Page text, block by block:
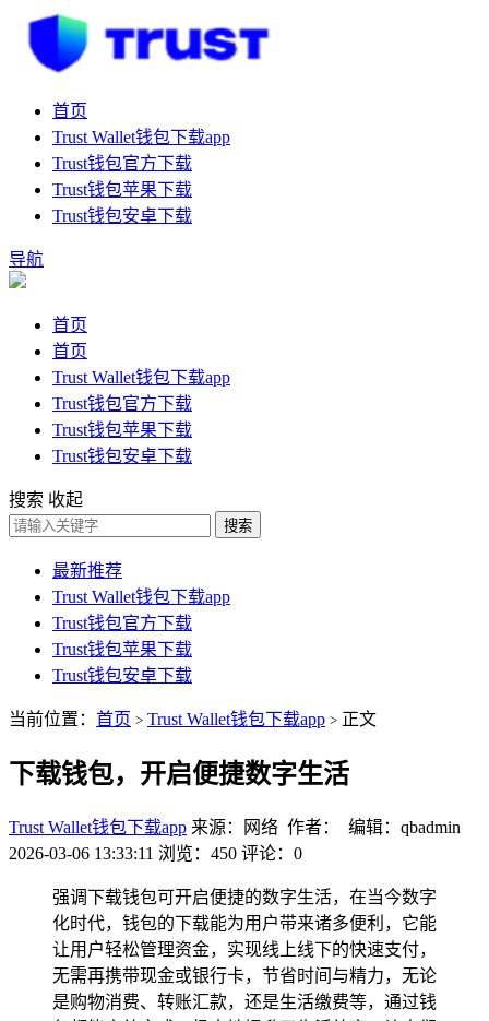
首页
Trust Wallet钱包下载app
Trust钱包官方下载
Trust钱包苹果下载
Trust钱包安卓下载
导航
首页
首页
Trust Wallet钱包下载app
Trust钱包官方下载
Trust钱包苹果下载
Trust钱包安卓下载
搜索 收起
搜索
最新推荐
Trust Wallet钱包下载app
Trust钱包官方下载
Trust钱包苹果下载
Trust钱包安卓下载
当前位置： 首页 > Trust Wallet钱包下载app > 正文
下载钱包，开启便捷数字生活
Trust Wallet钱包下载app 来源：网络 作者： 编辑：qbadmin
2026-03-06 13:33:11 浏览：450 评论：0
强调下载钱包可开启便捷的数字生活，在当今数字
化时代，钱包的下载能为用户带来诸多便利，它能
让用户轻松管理资金，实现线上线下的快速支付，
无需再携带现金或银行卡，节省时间与精力，无论
是购物消费、转账汇款，还是生活缴费等，通过钱